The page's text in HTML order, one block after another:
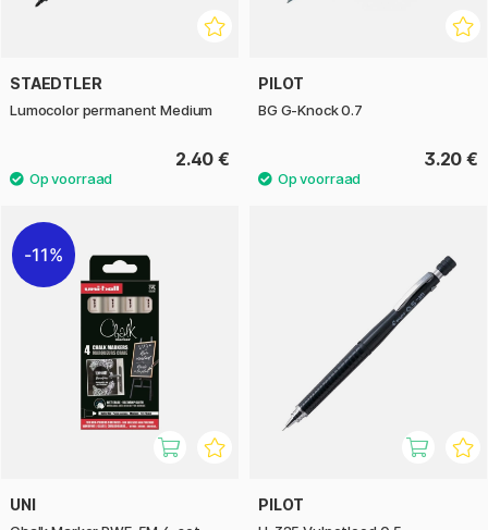
STAEDTLER
Lumocolor permanent Medium
2.40 €
PILOT
BG G-Knock 0.7
3.20 €
11%
UNI PILOT